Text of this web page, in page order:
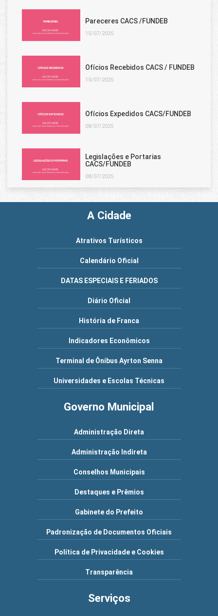
Pareceres CACS /FUNDEB
15/07/2025
Ofícios Recebidos CACS / FUNDEB
15/07/2025
Ofícios Expedidos CACS/FUNDEB
08/07/2025
Legislações e Portarias
CACS/FUNDEB
08/07/2025
A Cidade
Atrativos Turísticos
Calendário Oficial
DATAS ESPECIAIS E FERIADOS
Diário Oficial
História de Franca
Indicadores Econômicos
Terminal de Ônibus Ayrton Senna
Universidades e Escolas Técnicas
Governo Municipal
Administração Direta
Administração Indireta
Conselhos Municipais
Destaques e Prêmios
Gabinete do Prefeito
Padronização de Documentos Oficiais
Política de Privacidade e Cookies
Transparência
Serviços